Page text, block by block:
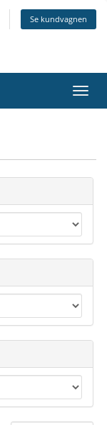
Se kundvagnen
Växla